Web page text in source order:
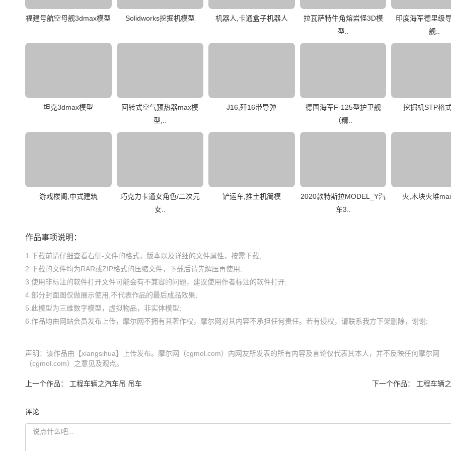
福建号航空母舰3dmax模型 Solidworks挖掘机模型 机器人,卡通盒子机器人
拉瓦萨特牛角熔岩怪3D模
型..
印度海军德里级
舰..
坦克3dmax模型
回转式空气预热器max模
型,..
J16,歼16带导弹
德国海军F-125型护卫舰
（精..
挖掘机STP格
游戏楼阁,中式建筑
巧克力卡通女角色/二次元
女..
铲运车,推土机简模
2020款特斯拉MODEL_Y汽
车3..
火,木块火堆
作品事项说明：
1.下载前请仔细查看右侧-文件的格式，版本以及详细的文件属性，按需下载;
2.下载的文件均为RAR或ZIP格式的压缩文件，下载后请先解压再使用;
3.使用非标注的软件打开文件可能会有不兼容的问题，建议使用作者标注的软件打开;
4.部分封面图仅做展示使用,不代表作品的最后成品效果;
5.此模型为三维数字模型，虚拟物品，非实体模型;
声明：该作品由【xiangsihua】上传发布。摩尔网（cgmol.com）内网友所发表的所有内容及言论仅代表其本人，并不反映任何摩尔网
（cgmol.com）之意见及观点。
上一个作品： 工程车辆之汽车吊 吊车 下一个作品： 工程车辆
评论